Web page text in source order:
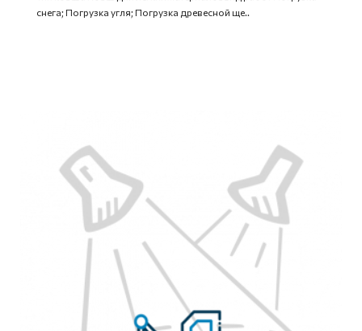
снега; Погрузка угля; Погрузка древесной ще..